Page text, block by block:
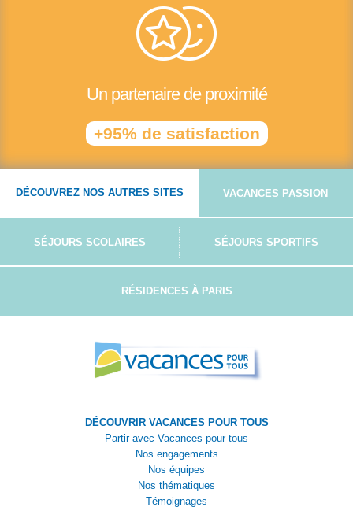
Un partenaire de proximité
+95% de satisfaction
DÉCOUVREZ NOS AUTRES SITES VACANCES PASSION
SÉJOURS SCOLAIRES SÉJOURS SPORTIFS
RÉSIDENCES À PARIS
DÉCOUVRIR VACANCES POUR TOUS
Partir avec Vacances pour tous
Nos engagements
Nos équipes
Nos thématiques
Témoignages